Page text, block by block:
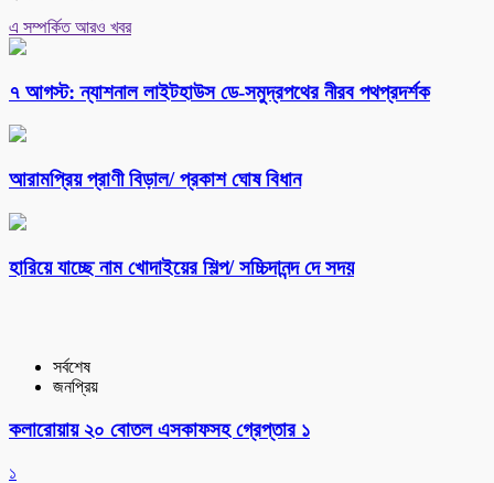
এ সম্পর্কিত আরও খবর
৭ আগস্ট: ন্যাশনাল লাইটহাউস ডে-সমুদ্রপথের নীরব পথপ্রদর্শক
আরামপ্রিয় প্রাণী বিড়াল/ প্রকাশ ঘোষ বিধান
হারিয়ে যাচ্ছে নাম খোদাইয়ের শিল্প/ সচ্চিদানন্দ দে সদয়
সর্বশেষ
জনপ্রিয়
কলারোয়ায় ২০ বোতল এসকাফসহ গ্রেপ্তার ১
১